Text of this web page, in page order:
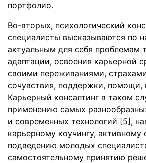
портфолио.
Во-вторых, психологический
специалисты высказываются по
актуальным для себя проблемам
адаптации, освоения карьерной
своими переживаниями,
сочувствия, поддержки, помощи,
Карьерный консалтинг в таком
применению самых
и современных технологий [5],
карьерному коучингу,
подведению молодых
самостоятельному принятию